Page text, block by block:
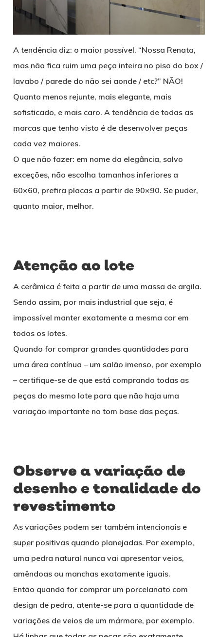
A tendência diz: o maior possível. “Nossa Renata,
mas não fica ruim uma peça inteira no piso do box /
lavabo / parede do não sei aonde / etc?” NÃO!
Quanto menos rejunte, mais elegante, mais
sofisticado, e mais caro. A tendência de todas as
marcas que tenho visto é de desenvolver peças
cada vez maiores.
O que não fazer: em nome da elegância, salvo
exceções, não escolha tamanhos inferiores a
60×60, prefira placas a partir de 90×90. Se puder,
quanto maior, melhor.
Atenção ao lote
A cerâmica é feita a partir de uma massa de argila.
Sendo assim, por mais industrial que seja, é
impossível manter exatamente a mesma cor em
todos os lotes.
Quando for comprar grandes quantidades para
uma área contínua – um salão imenso, por exemplo
– certifique-se de que está comprando todas as
peças do mesmo lote para que não haja uma
variação importante no tom base das peças.
Observe a variação de
desenho e tonalidade do
revestimento
As variações podem ser também intencionais e
super positivas quando planejadas. Por exemplo,
uma pedra natural nunca vai apresentar veios,
amêndoas ou manchas exatamente iguais.
Então quando for comprar um porcelanato com
design de pedra, atente-se para a quantidade de
variações de veios de um mármore, por exemplo.